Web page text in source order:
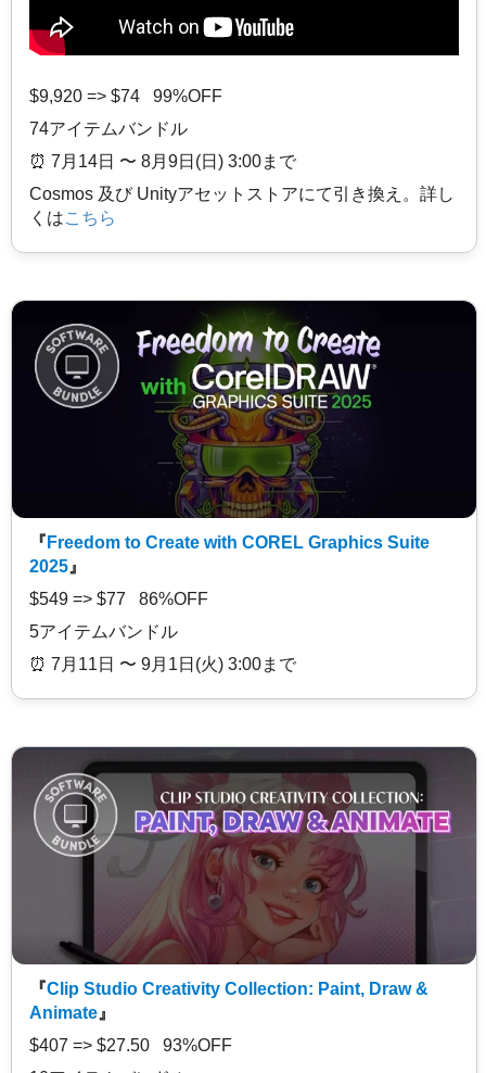
$9,920 => $74 99%OFF
74アイテムバンドル
⏰️ 7月14日 〜 8月9日(日) 3:00まで
Cosmos 及び Unityアセットストアにて引き換え。詳し
くはこちら
『 Freedom to Create with COREL Graphics Suite
2025 』
$549 => $77 86%OFF
5アイテムバンドル
⏰️ 7月11日 〜 9月1日(火) 3:00まで
『Clip Studio Creativity Collection: Paint, Draw &
Animate 』
$407 => $27.50 93%OFF